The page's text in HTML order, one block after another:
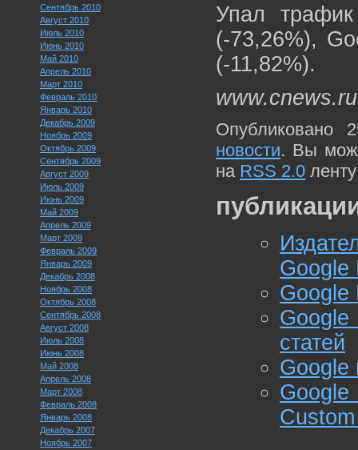
Сентябрь 2010
Август 2010
Июль 2010
Июнь 2010
Май 2010
Апрель 2010
Март 2010
Февраль 2010
Январь 2010
Декабрь 2009
Ноябрь 2009
Октябрь 2009
Сентябрь 2009
Август 2009
Июль 2009
Июнь 2009
Май 2009
Апрель 2009
Март 2009
Февраль 2009
Январь 2009
Декабрь 2008
Ноябрь 2008
Октябрь 2008
Сентябрь 2008
Август 2008
Июль 2008
Июнь 2008
Май 2008
Апрель 2008
Март 2008
Февраль 2008
Январь 2008
Декабрь 2007
Ноябрь 2007
Упал
(-73,26%),
(-11,82%).
www.cnews.ru
Опубликовано
новости. Вы
на RSS 2.0
Google
Google
статей
Google